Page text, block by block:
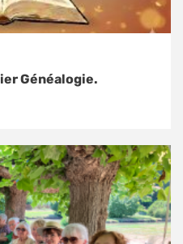
Généalogie.